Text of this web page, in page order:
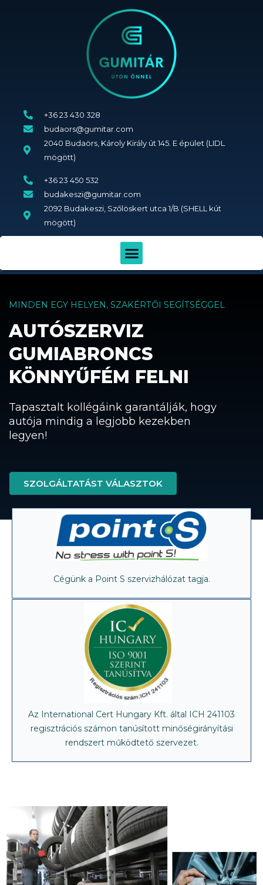
+36 23 430 328
budaors@gumitar.com
2040 Budaörs, Károly Király út 145. E épület (LIDL
mögött)
+36 23 450 532
budakeszi@gumitar.com
2092 Budakeszi, Szőlöskert utca 1/B (SHELL kút
mögött)
Menü
MINDEN EGY HELYEN, SZAKÉRTŐI SEGÍTSÉGGEL
AUTÓSZERVIZ
GUMIABRONCS
KÖNNYŰFÉM FELNI
Tapasztalt kollégáink garantálják, hogy
autója mindig a legjobb kezekben
legyen!
SZOLGÁLTATÁST VÁLASZTOK
Az International Cert Hungary Kft. által ICH 241103
regisztrációs számon tanúsított minőségirányítási
rendszert működtető szervezet.
Cégünk a Point S szervizhálózat tagja.